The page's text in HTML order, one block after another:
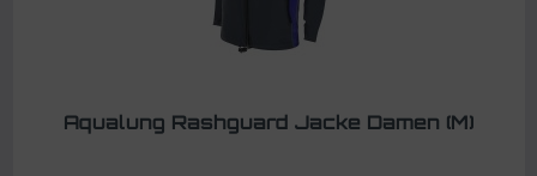
Aqualung Rashguard Jacke Damen (M)